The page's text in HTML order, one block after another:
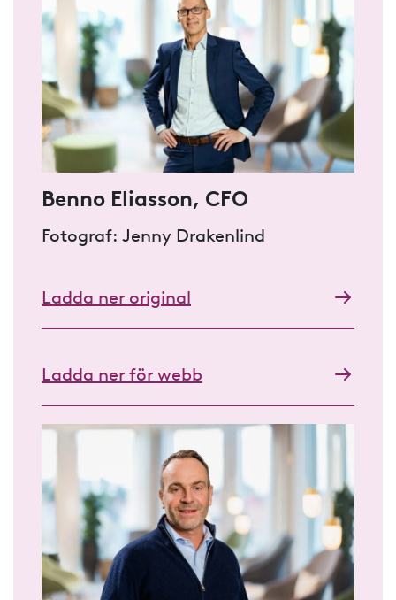
Benno Eliasson, CFO
Fotograf: Jenny Drakenlind
Ladda ner original
Ladda ner för webb